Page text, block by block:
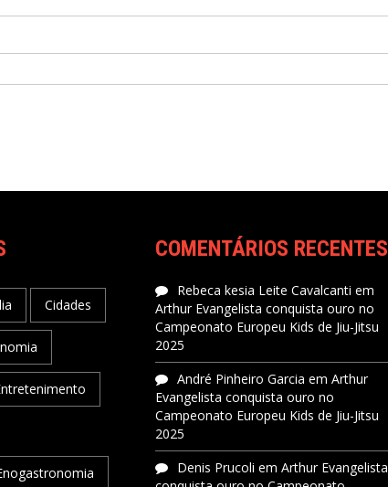
Cidades
COMENTÁRIOS RECENTES
Rebeca kesia Leite Cavalcanti em
Arthur Evangelista conquista ouro no
Campeonato Europeu Kids de Jiu-Jitsu
2025
André Pinheiro Garcia em Arthur
Evangelista conquista ouro no
Campeonato Europeu Kids de Jiu-Jitsu
2025
Denis Prucoli em Arthur Evangelista